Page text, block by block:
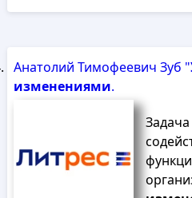
Анатолий Тимофеевич Зуб "
изменениями.
Задача